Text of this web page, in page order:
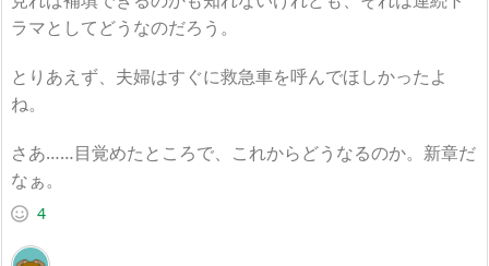
ラマとしてどうなのだろう。
とりあえず、夫婦はすぐに救急車を呼んでほしかったよ
ね。
さあ……目覚めたところで、これからどうなるのか。新章だ
なぁ。
4